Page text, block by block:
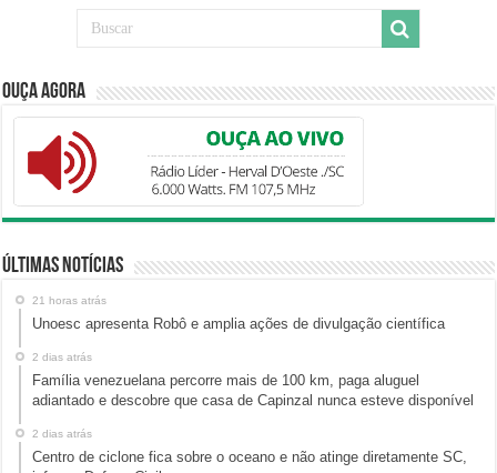
Ouça Agora
Últimas Notícias
21 horas atrás
Unoesc apresenta Robô e amplia ações de divulgação científica
2 dias atrás
Família venezuelana percorre mais de 100 km, paga aluguel
adiantado e descobre que casa de Capinzal nunca esteve disponível
2 dias atrás
Centro de ciclone fica sobre o oceano e não atinge diretamente SC,